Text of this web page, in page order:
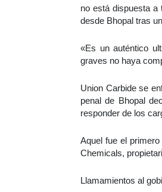
no está dispuesta a
desde Bhopal tras
«Es un auténtico
graves no haya
Union Carbide se
penal de Bhopal
responder de los
Aquel fue el
Chemicals,
Llamamientos al